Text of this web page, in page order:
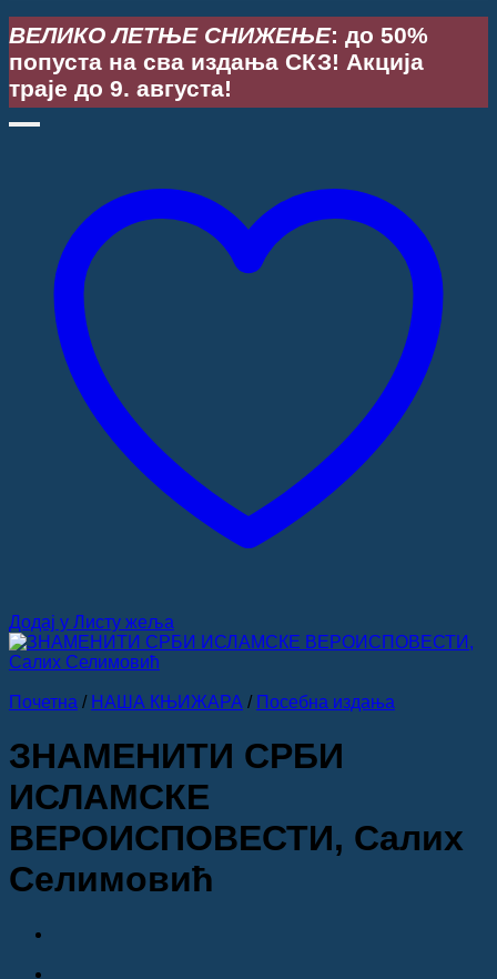
ВЕЛИКО ЛЕТЊЕ СНИЖЕЊЕ: до 50%
попуста на сва издања СКЗ! Акција
траје до 9. августа!
Додај у Листу жеља
Почетна / НАША КЊИЖАРА / Посебна издања
ЗНАМЕНИТИ СРБИ
ИСЛАМСКЕ
ВЕРОИСПОВЕСТИ, Салих
Селимовић